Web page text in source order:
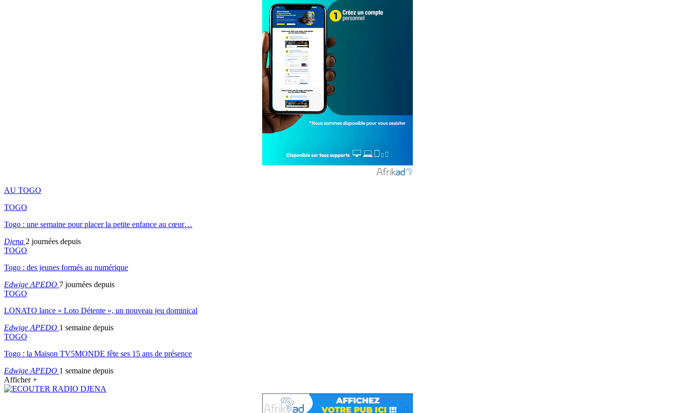
AU TOGO
TOGO
Togo : une semaine pour placer la petite enfance au cœur…
Djena 2 journées depuis
TOGO
Togo : des jeunes formés au numérique
Edwige APEDO 7 journées depuis
TOGO
LONATO lance « Loto Détente », un nouveau jeu dominical
Edwige APEDO 1 semaine depuis
TOGO
Togo : la Maison TV5MONDE fête ses 15 ans de présence
Edwige APEDO 1 semaine depuis
Afficher +